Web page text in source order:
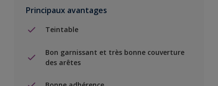
Principaux avantages
Teintable
Bon garnissant et très bonne couverture
des arêtes